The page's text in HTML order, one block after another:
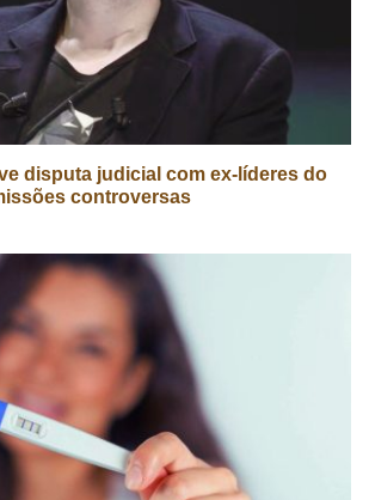
disputa judicial com ex-líderes do
controversas